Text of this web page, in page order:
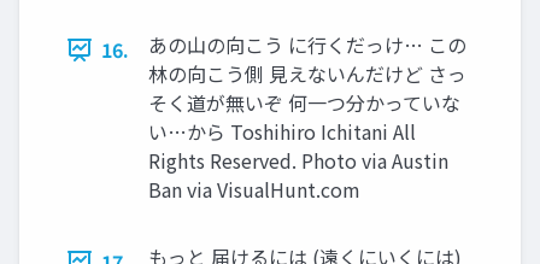
16.
あの⼭の向こう に⾏くだっけ… この
林の向こう側 ⾒えないんだけど さっ
そく道が無いぞ 何⼀つ分かっていな
い…から Toshihiro Ichitani All
Rights Reserved. Photo via Austin
Ban via VisualHunt.com
もっと 届けるには (遠くにいくには)